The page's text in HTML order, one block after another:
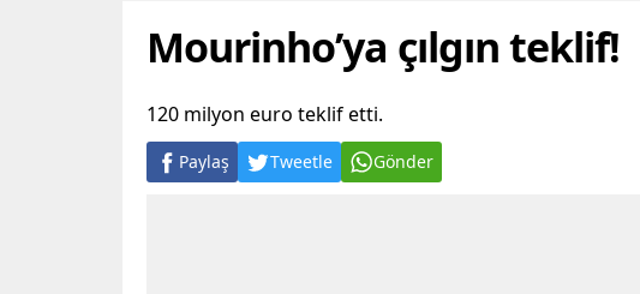
Mourinho’ya çılgın teklif!
120 milyon euro teklif etti.
Paylaş Tweetle Gönder